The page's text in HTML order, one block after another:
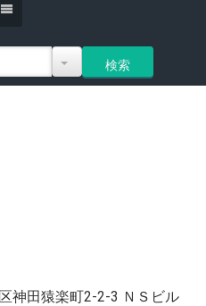
神田猿楽町2-2-3 ＮＳビル